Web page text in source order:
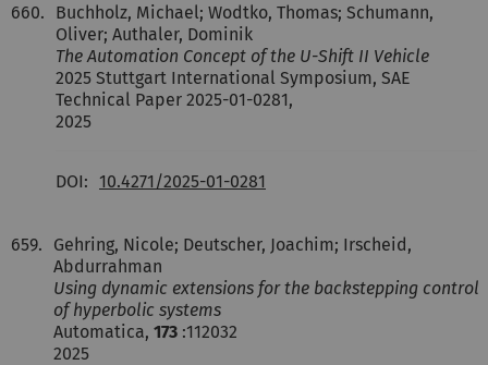
660.
Buchholz, Michael; Wodtko, Thomas; Schumann,
Oliver; Authaler, Dominik
The Automation Concept of the U-Shift II Vehicle
2025 Stuttgart International Symposium, SAE
Technical Paper 2025-01-0281,
2025
DOI: 10.4271/2025-01-0281
659.
Gehring, Nicole; Deutscher, Joachim; Irscheid,
Abdurrahman
Using dynamic extensions for the backstepping control
of hyperbolic systems
Automatica, 173 :112032
2025